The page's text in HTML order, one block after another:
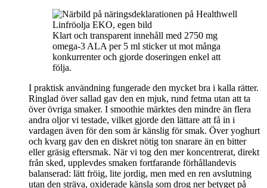
Klart och transparent innehåll med 2750 mg
omega‑3 ALA per 5 ml sticker ut mot många
konkurrenter och gjorde doseringen enkel att
följa.
I praktisk användning fungerade den mycket bra i kalla rätter.
Ringlad över sallad gav den en mjuk, rund fetma utan att ta
över övriga smaker. I smoothie märktes den mindre än flera
andra oljor vi testade, vilket gjorde den lättare att få in i
vardagen även för den som är känslig för smak. Över yoghurt
och kvarg gav den en diskret nötig ton snarare än en bitter
eller gräsig eftersmak. När vi tog den mer koncentrerat, direkt
från sked, upplevdes smaken fortfarande förhållandevis
balanserad: lätt fröig, lite jordig, men med en ren avslutning
utan den sträva, oxiderade känsla som drog ner betyget på